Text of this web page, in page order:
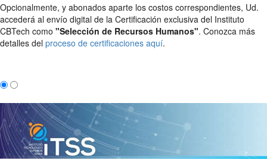
Opcionalmente, y abonados aparte los costos correspondientes, Ud.
accederá al envío digital de la Certificación exclusiva del Instituto
CBTech como "Selección de Recursos Humanos". Conozca más
detalles del proceso de certificaciones aquí.